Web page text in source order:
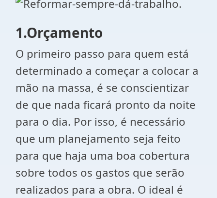
1.Orçamento
O primeiro passo para quem está
determinado a começar a colocar a
mão na massa, é se conscientizar
de que nada ficará pronto da noite
para o dia. Por isso, é necessário
que um planejamento seja feito
para que haja uma boa cobertura
sobre todos os gastos que serão
realizados para a obra. O ideal é